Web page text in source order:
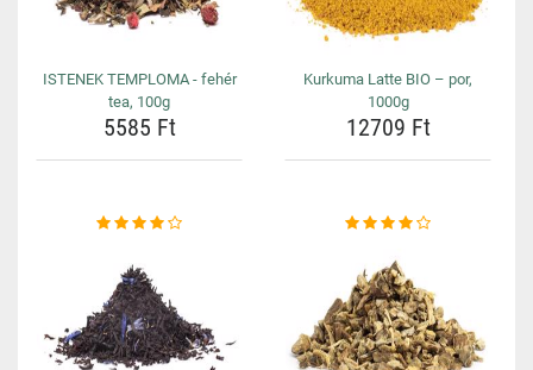
ISTENEK TEMPLOMA - fehér
tea, 100g
5585 Ft
Kurkuma Latte BIO – por,
1000g
12709 Ft